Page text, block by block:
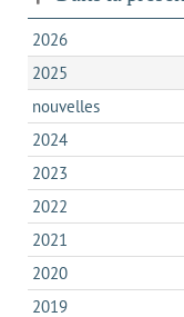
2026
2025
nouvelles
2024
2023
2022
2021
2020
2019